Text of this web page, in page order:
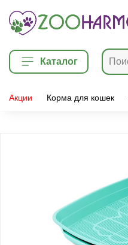
Каталог
Акции Корма для кошек